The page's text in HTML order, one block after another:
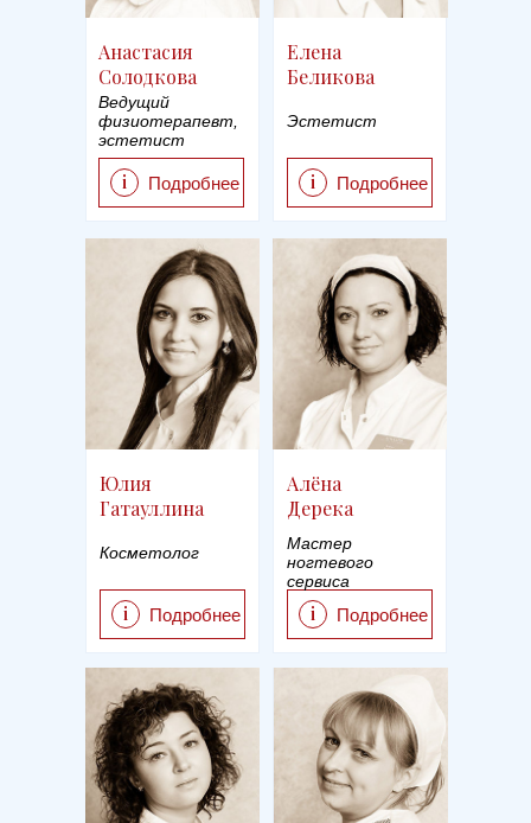
Подробнее
i
Анастасия
Солодкова
Ведущий
физиотерапевт,
эстетист
Подробнее
i
Елена
Беликова
Эстетист
Подробнее
i
Юлия
Гатауллина
Косметолог
Подробнее
i
Алёна
Дерека
Мастер
ногтевого
сервиса